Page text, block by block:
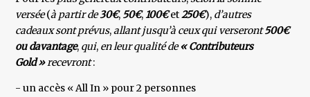
versée(à partir de30€, 50€, 100€et250€), d’autres
cadeaux sont prévus,allant jusqu’à ceux qui verseront500€
ou davantage, qui, en leur qualité de« Contributeurs
Gold »recevront:
- un accès « All In » pour 2 personnes